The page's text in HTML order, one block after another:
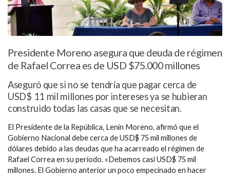
Presidente Moreno asegura que deuda de régimen
de Rafael Correa es de USD $75.000 millones
Aseguró que si no se tendría que pagar cerca de
USD$ 11 mil millones por intereses ya se hubieran
construido todas las casas que se necesitan.
El Presidente de la República, Lenín Moreno, afirmó que el
Gobierno Nacional debe cerca de USD$ 75 mil millones de
dólares debido a las deudas que ha acarreado el régimen de
Rafael Correa en su período. «Debemos casi USD$ 75 mil
millones. El Gobierno anterior un poco empecinado en hacer